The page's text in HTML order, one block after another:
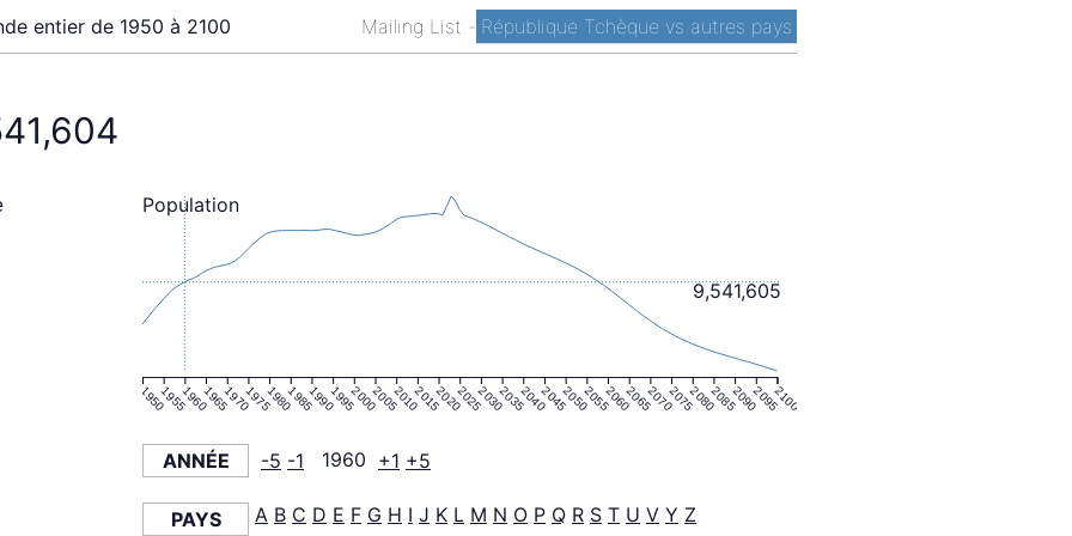
Mailing List - République Tchèque vs autres pays
entier de 1950 à 2100
1950195519601965197019751980198519901995200020052010201520202025203020352040204520502055206020652070207520802085209020952100
9,541,605
Population
ANNÉE -5 -1 1960 +1 +5
PAYS A B C D E F G H I J K L M N O P Q R S T U V Y Z